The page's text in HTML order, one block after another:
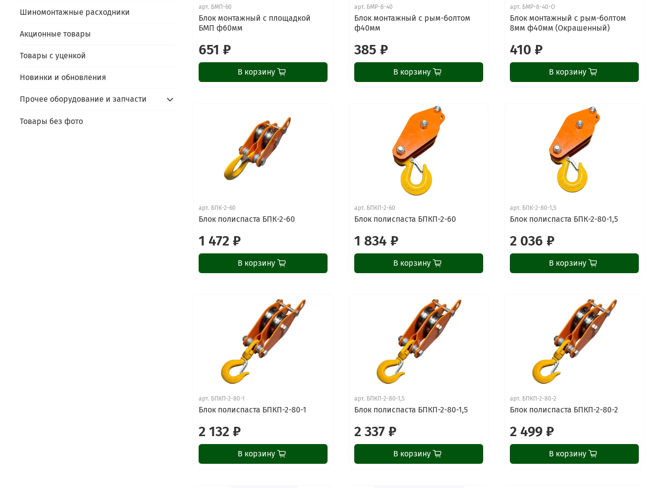
арт. БМП-60
Блок монтажный с площадкой
БМП ф60мм
651 ₽
В корзину
арт. БМР-8-40
Блок монтажный с рым-болтом
ф40мм
385 ₽
В корзину
арт. БМР-8-40-О
Блок монтажный с рым-болтом
8мм ф40мм (Окрашенный)
410 ₽
В корзину
арт. БПК-2-60
Блок полиспаста БПК-2-60
1 472 ₽
В корзину
арт. БПКП-2-60
Блок полиспаста БПКП-2-60
1 834 ₽
В корзину
арт. БПК-2-80-1,5
Блок полиспаста БПК-2-80-1,5
2 036 ₽
В корзину
арт. БПКП-2-80-1
Блок полиспаста БПКП-2-80-1
2 132 ₽
В корзину
арт. БПКП-2-80-1,5
Блок полиспаста БПКП-2-80-1,5
2 337 ₽
В корзину
арт. БПКП-2-80-2
Блок полиспаста БПКП-2-80-2
2 499 ₽
В корзину
Шиномонтажные расходники
Акционные товары
Товары с уценкой
Новинки и обновления
Прочее оборудование и запчасти
Товары без фото